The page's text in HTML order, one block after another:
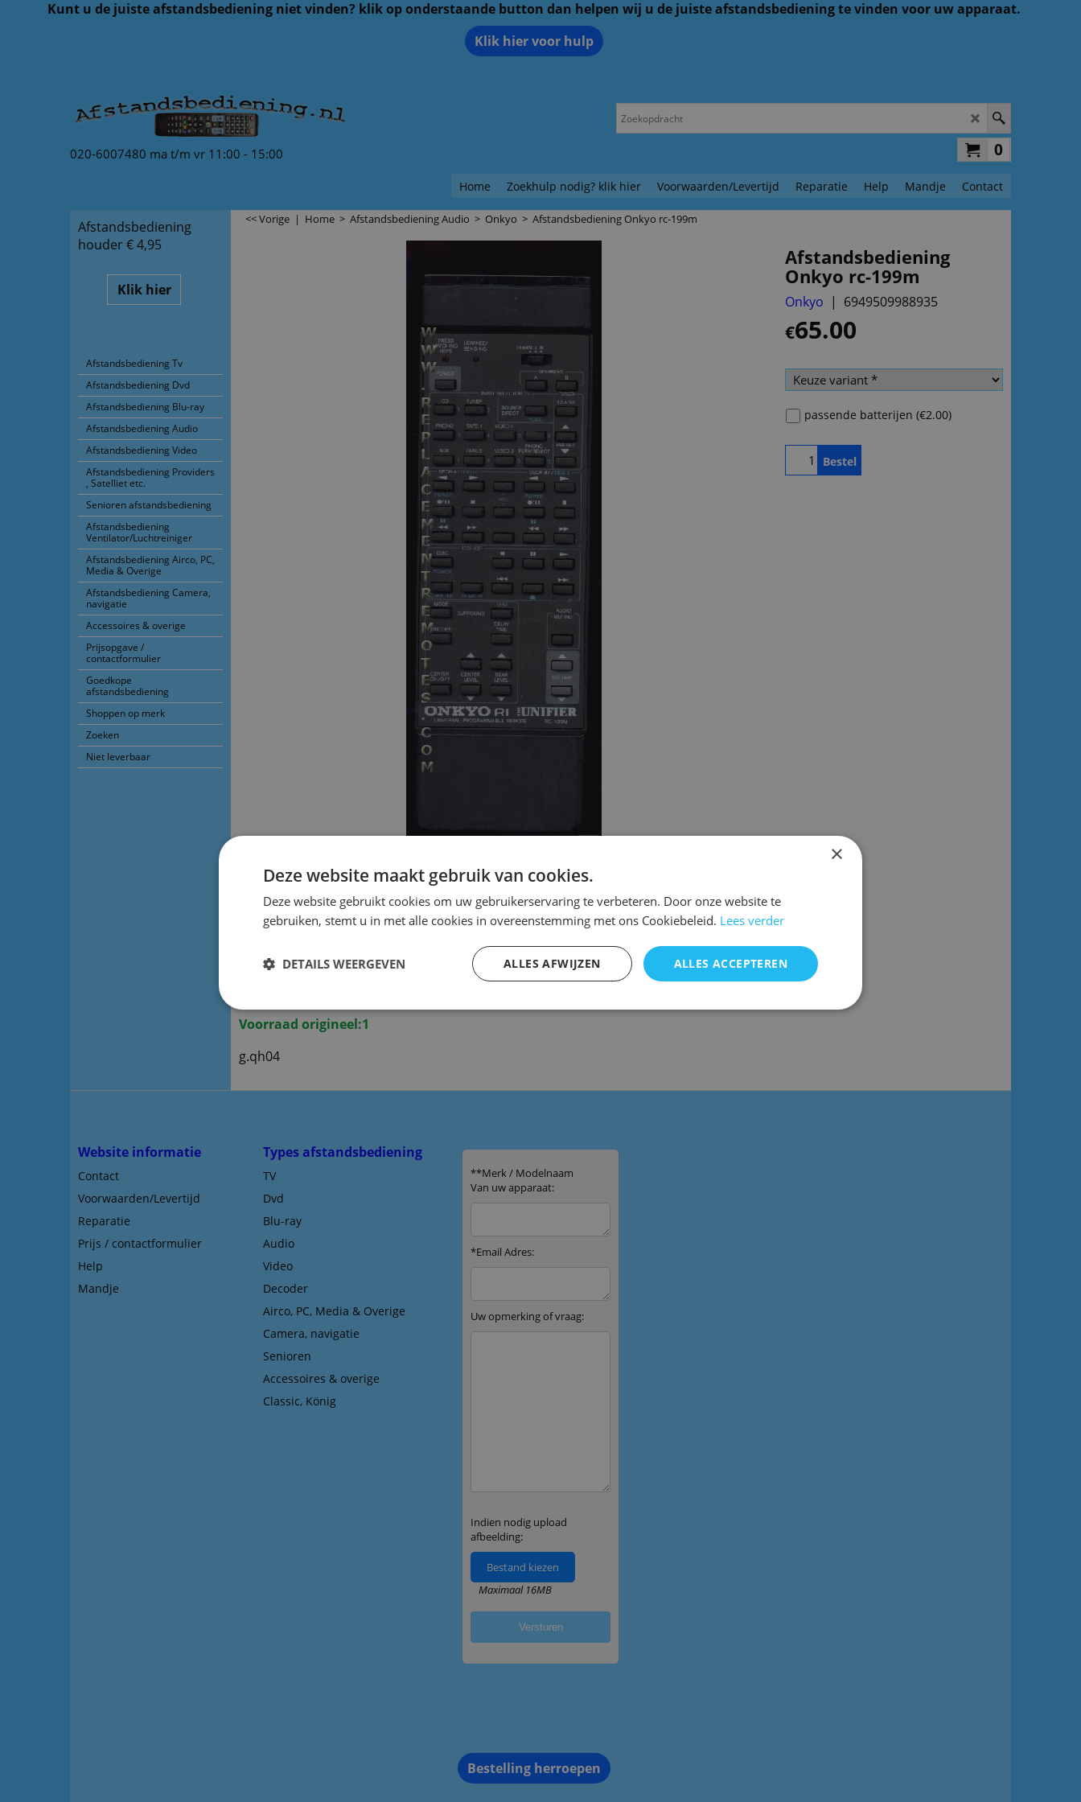
Kunt u de juiste afstandsbediening niet vinden? klik op onderstaande button dan helpen wij u de juiste afstandsbediening te vinden voor uw apparaat.
Klik hier voor hulp
020-6007480 ma t/m vr 11:00 - 15:00 0
Home Zoekhulp nodig? klik hier Voorwaarden/Levertijd Reparatie Help Mandje Contact
Afstandsbediening
houder € 4,95
Klik hier
Afstandsbediening Tv
Afstandsbediening Dvd
Afstandsbediening Blu-ray
Afstandsbediening Audio
Afstandsbediening Video
Afstandsbediening Providers
, Satelliet etc.
Senioren afstandsbediening
Afstandsbediening
Ventilator/Luchtreiniger
Afstandsbediening Airco, PC,
Media & Overige
Afstandsbediening Camera,
navigatie
Accessoires & overige
Prijsopgave /
contactformulier
Goedkope
afstandsbediening
Shoppen op merk
Zoeken
Niet leverbaar
<< Vorige | Home > Afstandsbediening Audio > Onkyo > Afstandsbediening Onkyo rc-199m
Onkyo rc-199m
Afstandsbediening
Onkyo rc-199m
Onkyo 6949509988935
€65.00
passende batterijen (€2.00)
Bestel
Beschrijving
Voorraad origineel:1
g.qh04
Website informatie
Contact
Voorwaarden/Levertijd
Reparatie
Prijs / contactformulier
Help
Mandje
Types afstandsbediening
TV
Dvd
Blu-ray
Audio
Video
Decoder
Airco, PC, Media & Overige
Camera, navigatie
Senioren
Accessoires & overige
Classic, König
Bestelling herroepen
×
Deze website maakt gebruik van cookies.
Deze website gebruikt cookies om uw gebruikerservaring te verbeteren. Door onze website te
gebruiken, stemt u in met alle cookies in overeenstemming met ons Cookiebeleid. Lees verder
ALLES ACCEPTEREN
ALLES AFWIJZEN
DETAILS WEERGEVEN